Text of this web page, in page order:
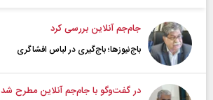
جام‌جم آنلاین بررسی کرد
باج‌نیوزها؛ باج‌گیری در لباس افشاگری
در گفت‌و‌گو با جام‌جم آنلاین مطرح شد